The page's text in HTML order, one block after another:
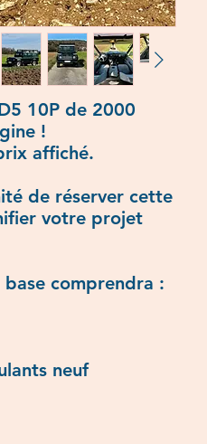
10P de 2000
!
affiché.
de réserver cette
votre projet
comprendra :
neuf